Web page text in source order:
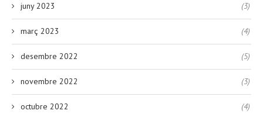
juny 2023 (3)
març 2023 (4)
desembre 2022 (5)
novembre 2022 (3)
octubre 2022 (4)